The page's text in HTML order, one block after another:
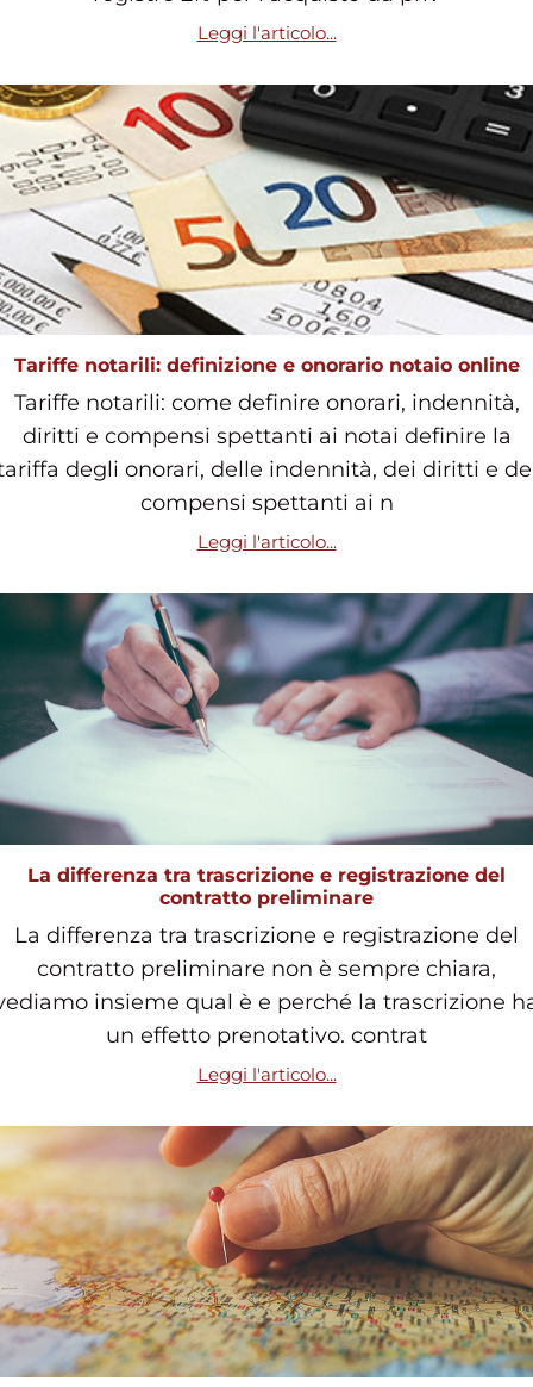
Leggi l'articolo...
Tariffe notarili: definizione e onorario notaio online
Tariffe notarili: come definire onorari, indennità,
diritti e compensi spettanti ai notai definire la
degli onorari, delle indennità, dei diritti e
compensi spettanti ai n
Leggi l'articolo...
La differenza tra trascrizione e registrazione del
contratto preliminare
La differenza tra trascrizione e registrazione del
contratto preliminare non è sempre chiara,
insieme qual è e perché la trascrizione
un effetto prenotativo. contrat
Leggi l'articolo...